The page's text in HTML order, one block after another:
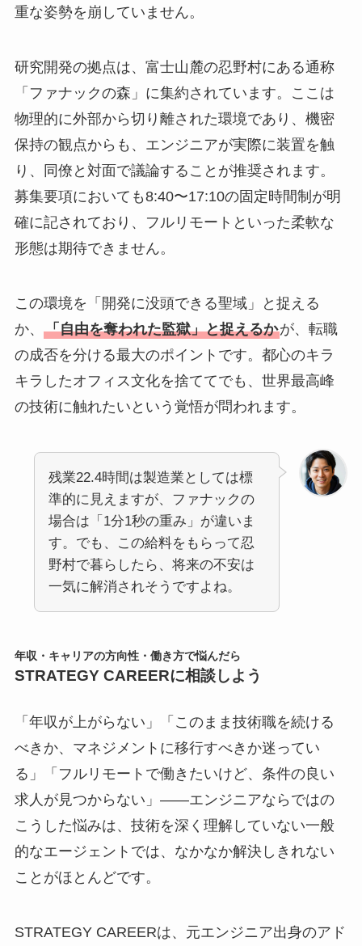
重な姿勢を崩していません。
研究開発の拠点は、富士山麓の忍野村にある通称
「ファナックの森」に集約されています。ここは
物理的に外部から切り離された環境であり、機密
保持の観点からも、エンジニアが実際に装置を触
り、同僚と対面で議論することが推奨されます。
募集要項においても8:40〜17:10の固定時間制が明
確に記されており、フルリモートといった柔軟な
形態は期待できません。
この環境を「開発に没頭できる聖域」と捉える
か、 「自由を奪われた監獄」と捉えるかが、転職
の成否を分ける最大のポイントです。都心のキラ
キラしたオフィス文化を捨ててでも、世界最高峰
の技術に触れたいという覚悟が問われます。
残業22.4時間は製造業としては標
準的に見えますが、ファナックの
場合は「1分1秒の重み」が違いま
す。でも、この給料をもらって忍
野村で暮らしたら、将来の不安は
一気に解消されそうですよね。
年収・キャリアの方向性・働き方で悩んだら
STRATEGY CAREERに相談しよう
「年収が上がらない」「このまま技術職を続ける
べきか、マネジメントに移行すべきか迷ってい
る」「フルリモートで働きたいけど、条件の良い
求人が見つからない」――エンジニアならではの
こうした悩みは、技術を深く理解していない一般
的なエージェントでは、なかなか解決しきれない
ことがほとんどです。
STRATEGY CAREERは、元エンジニア出身のアド